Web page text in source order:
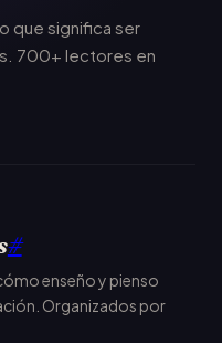
que significa ser
700+ lectores en
#
enseño y pienso
Organizados por